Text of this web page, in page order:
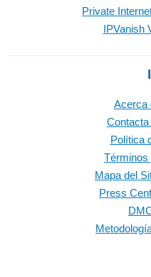
Private
IPVanish
Acerca
Política
Términos
Mapa del
Press